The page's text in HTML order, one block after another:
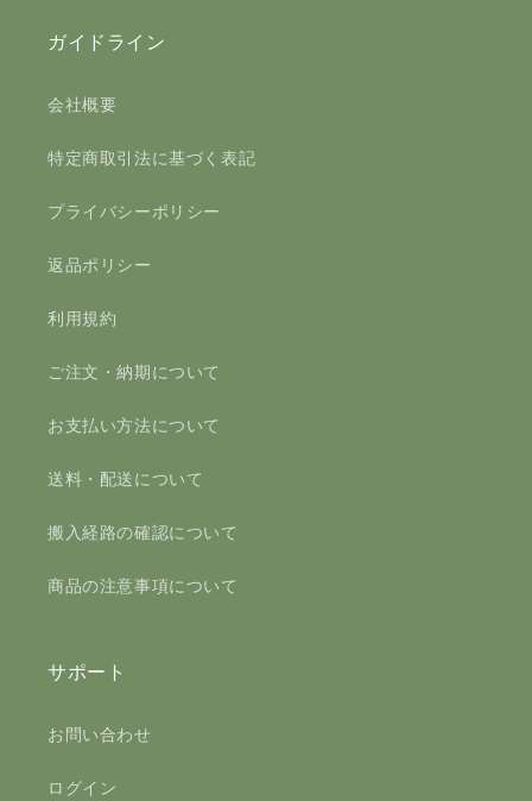
ガイドライン
会社概要
特定商取引法に基づく表記
プライバシーポリシー
返品ポリシー
利用規約
ご注文・納期について
お支払い方法について
送料・配送について
搬入経路の確認について
商品の注意事項について
サポート
お問い合わせ
ログイン